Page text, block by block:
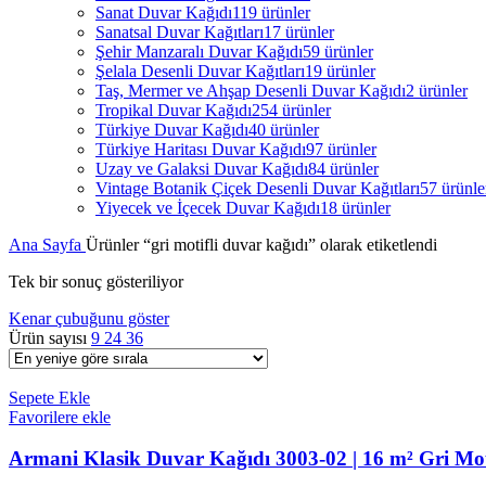
Sanat Duvar Kağıdı119 ürünler
Sanatsal Duvar Kağıtları17 ürünler
Şehir Manzaralı Duvar Kağıdı59 ürünler
Şelala Desenli Duvar Kağıtları19 ürünler
Taş, Mermer ve Ahşap Desenli Duvar Kağıdı2 ürünler
Tropikal Duvar Kağıdı254 ürünler
Türkiye Duvar Kağıdı40 ürünler
Türkiye Haritası Duvar Kağıdı97 ürünler
Uzay ve Galaksi Duvar Kağıdı84 ürünler
Vintage Botanik Çiçek Desenli Duvar Kağıtları57
Yiyecek ve İçecek Duvar Kağıdı18 ürünler
Ana Sayfa Ürünler “gri motifli duvar kağıdı” olarak etiketlendi
Tek bir sonuç gösteriliyor
Kenar çubuğunu göster
Ürün sayısı 9 24 36
Sepete Ekle
Favorilere ekle
Armani Klasik Duvar Kağıdı 3003-02 | 16 m² Gri